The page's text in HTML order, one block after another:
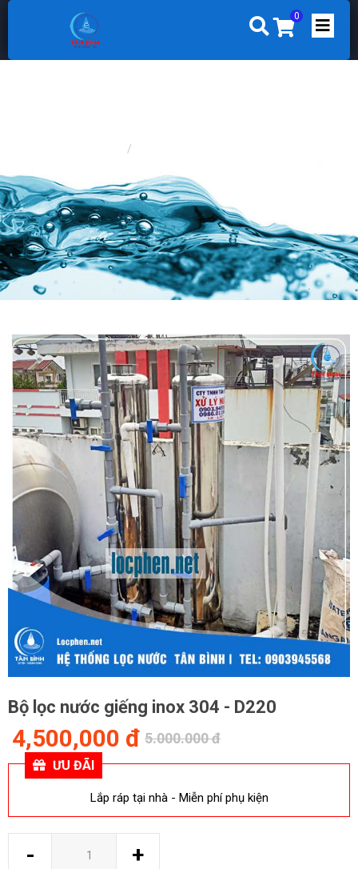
0
Bộ lọc nước giếng inox 304 - D220
4,500,000 đ 5.000.000 đ
ƯU ĐÃI
Lắp ráp tại nhà - Miễn phí phụ kiện
- +